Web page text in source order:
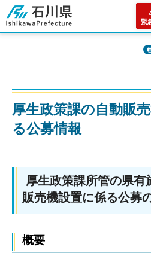
石川県
緊
厚生政策課の自動販
る公募情報
厚生政策課所管の県有
販売機設置に係る公募
概要